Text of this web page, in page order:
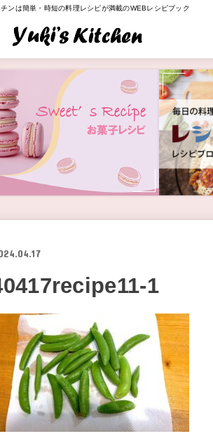
ンは簡単・時短の料理レシピが満載のWEBレシピブック
1